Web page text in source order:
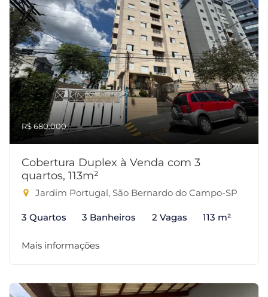
R$ 680.000
Cobertura Duplex à Venda com 3
quartos, 113m²
Jardim Portugal, São Bernardo do Campo-SP
3 Quartos 3 Banheiros 2 Vagas 113 m²
Mais informações